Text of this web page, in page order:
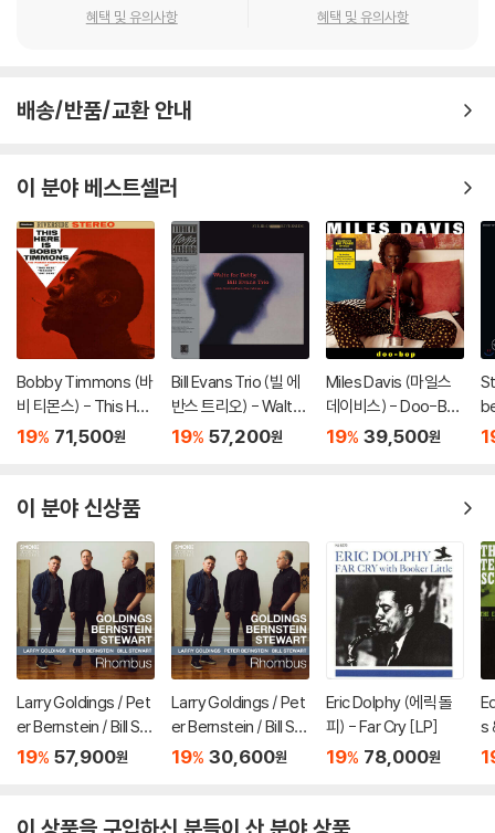
혜택 및 유의사항 혜택 및 유의사항
배송/반품/교환 안내
이 분야 베스트셀러
Bobby Timmons (바
비 티몬스) - This Her
e Is Bobby Timmon
19% 71,500원
Bill Evans Trio (빌 에
반스 트리오) - Waltz
For Debby [LP]
19% 57,200원
Miles Davis (마일스
데이비스) - Doo-Bo
p [LP]
19% 39,500원
이 분야 신상품
Larry Goldings / Pet
er Bernstein / Bill St
ewart (래리 골딩스 /
[LP]
19% 57,900원
Larry Goldings / Pet
er Bernstein / Bill St
ewart (래리 골딩스 /
19% 30,600원
Eric Dolphy (에릭 돌
피) - Far Cry [LP]
19% 78,000원
s
(